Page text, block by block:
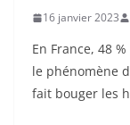
16 janvier 2023
En France, 48
le phénomène
fait bouger les